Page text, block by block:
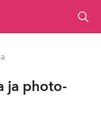
ja pho­to­